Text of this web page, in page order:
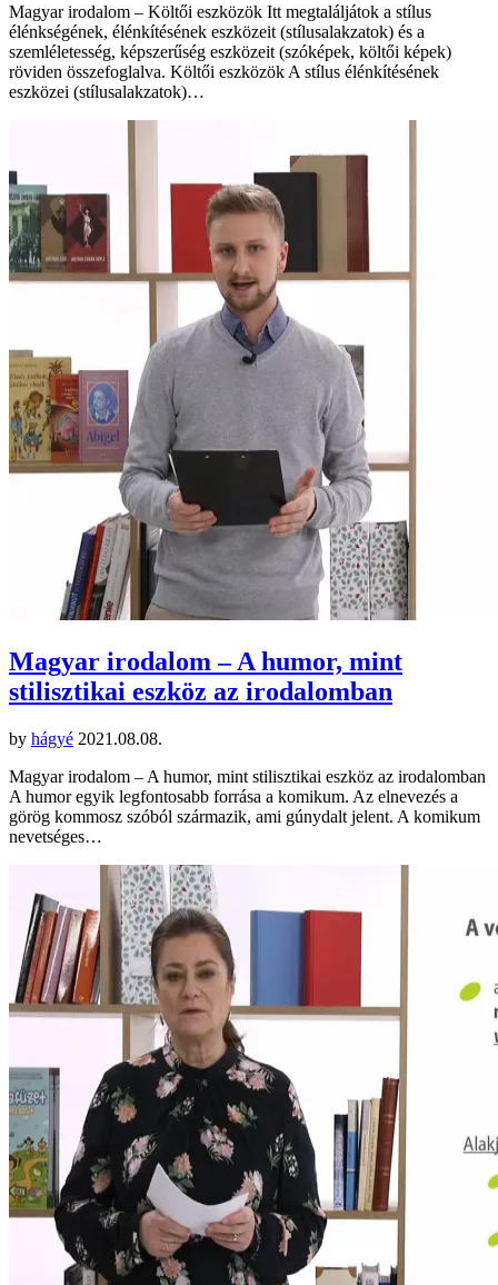
Magyar irodalom – Költői eszközök Itt megtaláljátok a stílus
élénkségének, élénkítésének eszközeit (stílusalakzatok) és a
szemléletesség, képszerűség eszközeit (szóképek, költői képek)
röviden összefoglalva. Költői eszközök A stílus élénkítésének
eszközei (stílusalakzatok)…
Magyar irodalom – A humor, mint
stilisztikai eszköz az irodalomban
by hágyé 2021.08.08.
Magyar irodalom – A humor, mint stilisztikai eszköz az irodalomban
A humor egyik legfontosabb forrása a komikum. Az elnevezés a
görög kommosz szóból származik, ami gúnydalt jelent. A komikum
nevetséges…